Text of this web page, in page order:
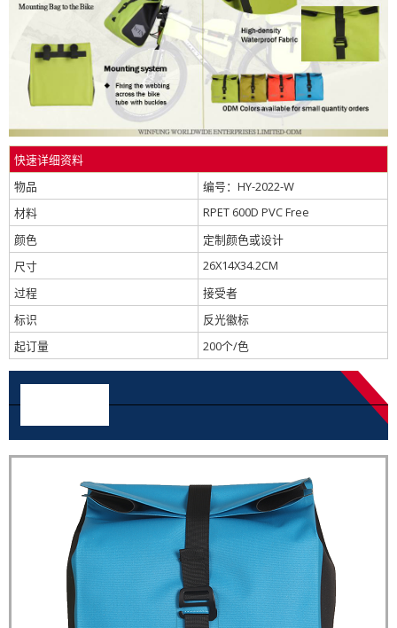
快速详细资料
物品
编号：HY-2022-W
材料
RPET 600D PVC Free
颜色
定制颜色或设计
尺寸
26X14X34.2CM
过程
接受者
标识
反光徽标
起订量
200个/色